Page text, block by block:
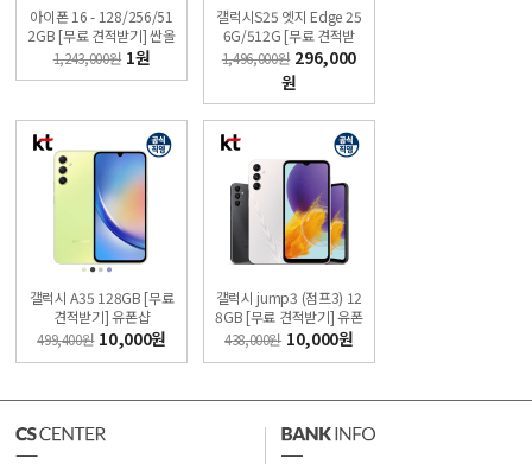
아이폰 16 - 128/256/51
2GB [무료 견적받기] 싼올
레폰
1,243,000원 1원
갤럭시S25 엣지 Edge 25
6G/512G [무료 견적받
기] 싼올레폰
1,496,000원 296,000
원
갤럭시 A35 128GB [무료
견적받기] 유폰샵
499,400원 10,000원
갤럭시 jump3 (점프3) 12
8GB [무료 견적받기] 유폰
샵
438,000원 10,000원